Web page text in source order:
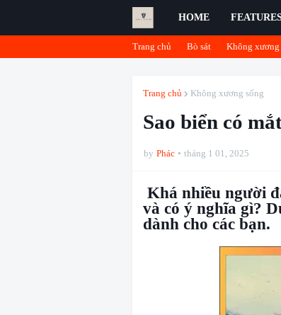
HOME
Trang chủ Bò sát Không xương
Trang chủ Không xương sống
Sao biển có
by Phác tháng 1 01, 2025
Khá nhiều người
và có ý nghĩa gì?
dành cho các bạn.